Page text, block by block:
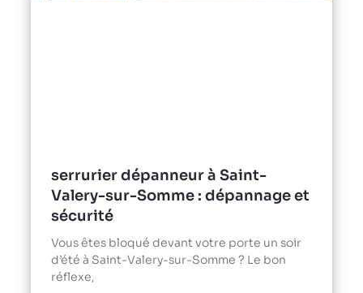
serrurier dépanneur à Saint-
Valery-sur-Somme : dépannage et
sécurité
Vous êtes bloqué devant votre porte un soir
d’été à Saint-Valery-sur-Somme ? Le bon
réflexe,